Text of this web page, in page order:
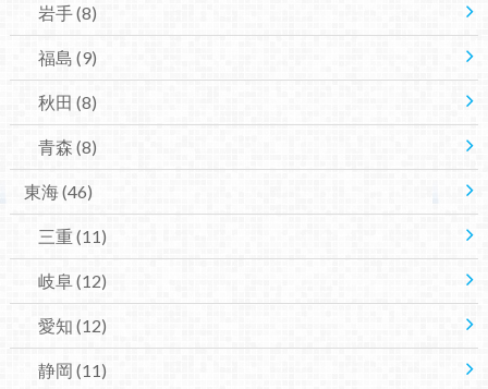
岩手(8)
福島 (9)
秋田 (8)
青森 (8)
東海(46)
三重(11)
岐阜 (12)
愛知 (12)
静岡 (11)